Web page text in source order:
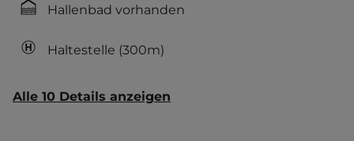
Hallenbad vorhanden
Haltestelle (300m)
Alle 10 Details anzeigen